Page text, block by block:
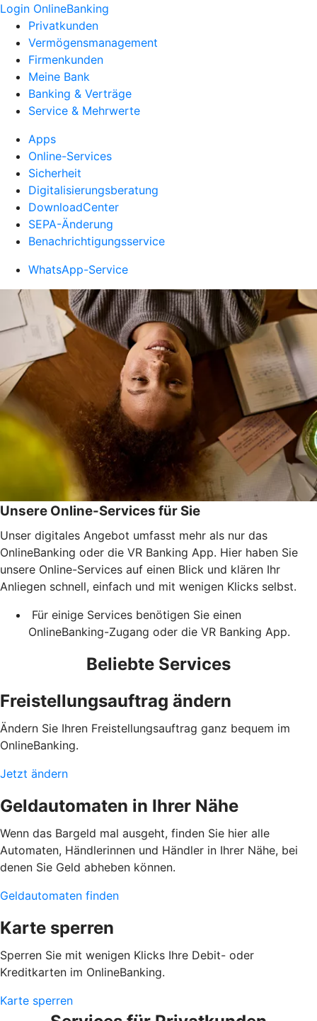
Login OnlineBanking
Privatkunden
Vermögensmanagement
Firmenkunden
Meine Bank
Banking & Verträge
Service & Mehrwerte
Apps
Online-Services
Sicherheit
Digitalisierungsberatung
DownloadCenter
SEPA-Änderung
Benachrichtigungsservice
WhatsApp-Service
Unsere Online-Services für Sie
Unser digitales Angebot umfasst mehr als nur das
OnlineBanking oder die VR Banking App. Hier haben Sie
unsere Online-Services auf einen Blick und klären Ihr
Anliegen schnell, einfach und mit wenigen Klicks selbst.
Für einige Services benötigen Sie einen
OnlineBanking-Zugang oder die VR Banking App.
Beliebte Services
Freistellungsauftrag ändern
Ändern Sie Ihren Freistellungsauftrag ganz bequem im
OnlineBanking.
Jetzt ändern
Geldautomaten in Ihrer Nähe
Wenn das Bargeld mal ausgeht, finden Sie hier alle
Automaten, Händlerinnen und Händler in Ihrer Nähe, bei
denen Sie Geld abheben können.
Geldautomaten finden
Karte sperren
Sperren Sie mit wenigen Klicks Ihre Debit- oder
Kreditkarten im OnlineBanking.
Karte sperren